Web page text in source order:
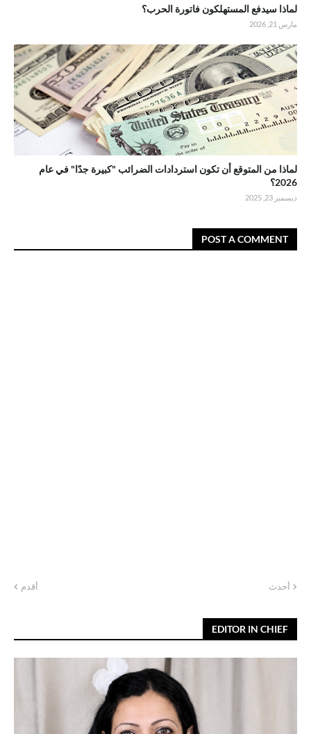
لماذا سيدفع المستهلكون فاتورة الحرب؟
مارس 21, 2026
لماذا من المتوقع أن تكون استردادات الضرائب "كبيرة جدًا" في عام
2026؟
ديسمبر 23, 2025
POST A COMMENT
أحدث أقدم
EDITOR IN CHIEF